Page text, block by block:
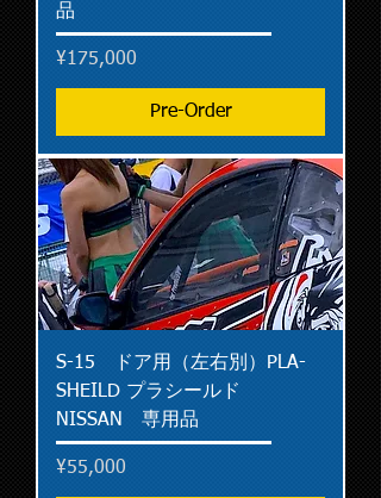
品
Price
¥175,000
Pre-Order
S-15 ドア用（左右別）PLA-
SHEILD プラシールド
NISSAN 専用品
Price
¥55,000